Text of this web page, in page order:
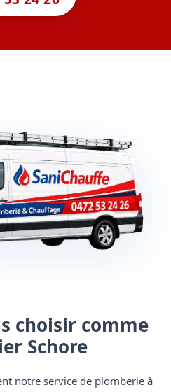
choisir comme
Schore
notre service de plomberie à